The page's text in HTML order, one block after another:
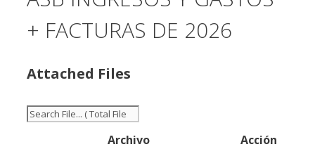
+ FACTURAS DE 2026
Attached Files
Archivo
Acción